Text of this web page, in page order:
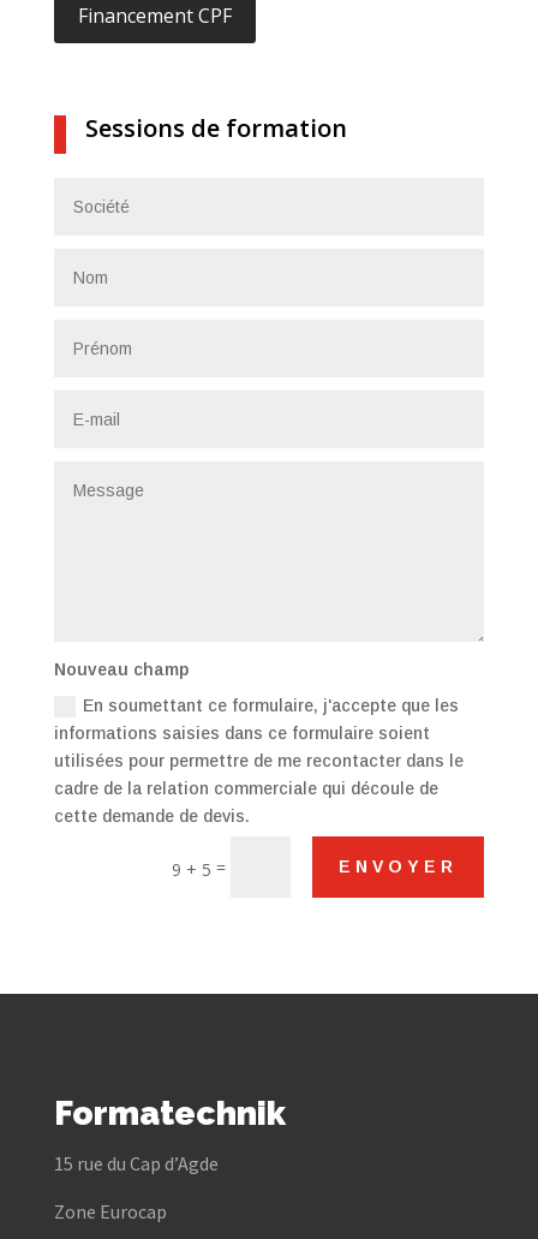
Financement CPF
Sessions de formation
Nouveau champ
En soumettant ce formulaire, j'accepte que les
informations saisies dans ce formulaire soient
utilisées pour permettre de me recontacter dans le
cadre de la relation commerciale qui découle de
cette demande de devis.
9 + 5 = ENVOYER
Formatechnik
15 rue du Cap d’Agde
Zone Eurocap